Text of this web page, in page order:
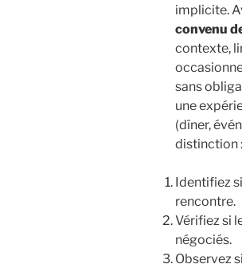
implicite.
convenu
contexte,
sans
une
(dîner,
distinction :
Identifiez
rencontre.
Vérifiez si
négociés.
Observez